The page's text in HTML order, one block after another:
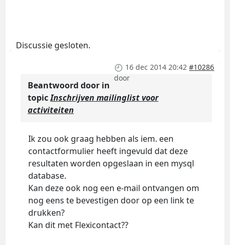
Discussie gesloten.
16 dec 2014 20:42 #10286
door
Beantwoord door in
topicInschrijven mailinglist voor
activiteiten
Ik zou ook graag hebben als iem. een
contactformulier heeft ingevuld dat deze
resultaten worden opgeslaan in een mysql
database.
Kan deze ook nog een e-mail ontvangen om
nog eens te bevestigen door op een link te
drukken?
Kan dit met Flexicontact??